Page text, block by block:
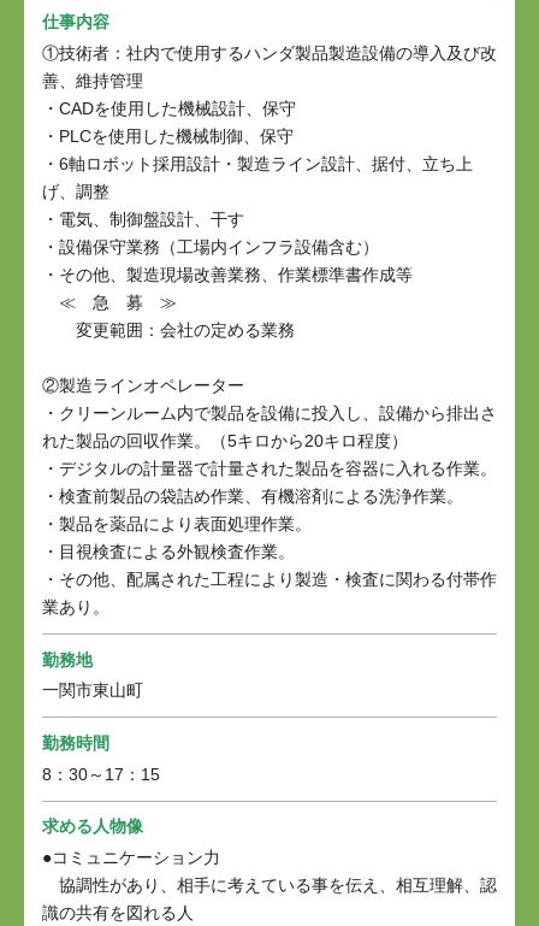
仕事内容
①技術者：社内で使用するハンダ製品製造設備の導入及び改
善、維持管理
・CADを使用した機械設計、保守
・PLCを使用した機械制御、保守
・6軸ロボット採用設計・製造ライン設計、据付、立ち上
げ、調整
・電気、制御盤設計、干す
・設備保守業務（工場内インフラ設備含む）
・その他、製造現場改善業務、作業標準書作成等
≪ 急 募 ≫
変更範囲：会社の定める業務
②製造ラインオペレーター
・クリーンルーム内で製品を設備に投入し、設備から排出さ
れた製品の回収作業。（5キロから20キロ程度）
・デジタルの計量器で計量された製品を容器に入れる作業。
・検査前製品の袋詰め作業、有機溶剤による洗浄作業。
・製品を薬品により表面処理作業。
・目視検査による外観検査作業。
・その他、配属された工程により製造・検査に関わる付帯作
業あり。
勤務地
一関市東山町
勤務時間
8：30～17：15
求める人物像
●コミュニケーション力
協調性があり、相手に考えている事を伝え、相互理解、認
識の共有を図れる人